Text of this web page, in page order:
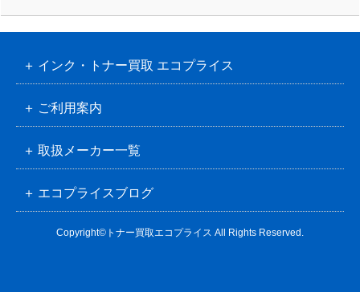
インク・トナー買取 エコプライス
ご利用案内
取扱メーカー一覧
エコプライスブログ
Copyright©トナー買取エコプライス All Rights Reserved.